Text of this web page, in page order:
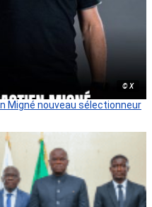
© X
Migné nouveau sélectionneur